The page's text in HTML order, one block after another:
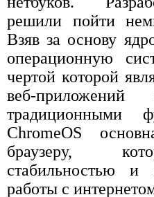
решили пойти
Взяв за основу
операционную
чертой которой
веб-
ChromeOS
браузеру,
стабильностью и
работы с